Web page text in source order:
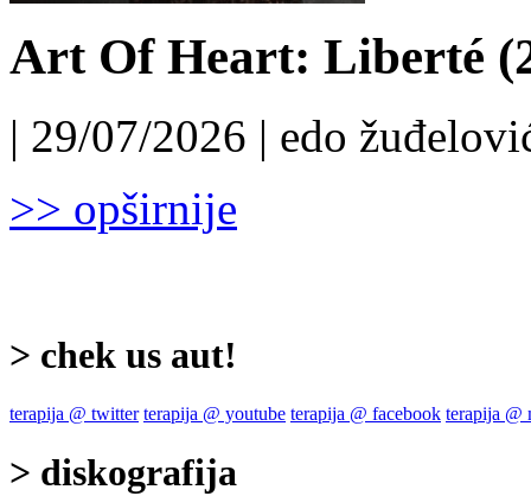
Art Of Heart: Liberté
| 29/07/2026 | edo
>> opširnije
> chek us aut!
terapija @ twitter terapija @ youtube terapija @ facebook terapija @
> diskografija